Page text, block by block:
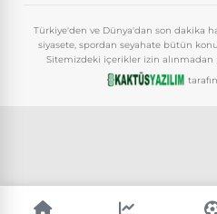
Türkiye'den ve Dünya'dan son dakika
siyasete, spordan seyahate bütün
Sitemizdeki içerikler izin alınmadan